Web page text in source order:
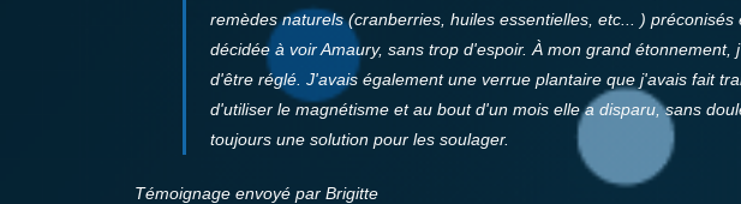
remèdes naturels (cranberries, huiles essentielles, etc... )
décidée à voir Amaury, sans trop d'espoir. À mon grand étonnement,
d'être réglé. J'avais également une verrue plantaire que j'avais fait
d'utiliser le magnétisme et au bout d'un mois elle a disparu, sans
toujours une solution pour les soulager.
Témoignage envoyé par Brigitte